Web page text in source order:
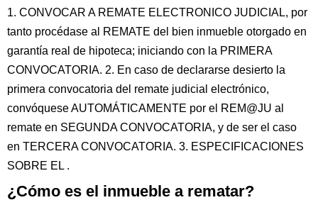
1. CONVOCAR A REMATE ELECTRONICO JUDICIAL, por
tanto procédase al REMATE del bien inmueble otorgado en
garantía real de hipoteca; iniciando con la PRIMERA
CONVOCATORIA. 2. En caso de declararse desierto la
primera convocatoria del remate judicial electrónico,
convóquese AUTOMÁTICAMENTE por el REM@JU al
remate en SEGUNDA CONVOCATORIA, y de ser el caso
en TERCERA CONVOCATORIA. 3. ESPECIFICACIONES
SOBRE EL .
¿Cómo es el inmueble a rematar?